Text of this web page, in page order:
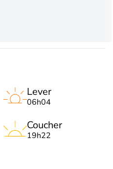
Lever
06h04
Coucher
19h22